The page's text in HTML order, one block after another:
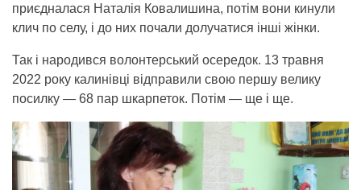
приєдналася Наталія Ковалишина, потім вони кинули
клич по селу, і до них почали долучатися інші жінки.
Так і народився волонтерський осередок. 13 травня
2022 року калинівці відправили свою першу велику
посилку — 68 пар шкарпеток. Потім — ще і ще.